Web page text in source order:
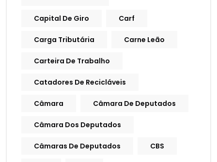
Capital De Giro Carf
Carga Tributária Carne Leão
Carteira De Trabalho
Catadores De Recicláveis
Câmara Câmara De Deputados
Câmara Dos Deputados
Câmaras De Deputados CBS